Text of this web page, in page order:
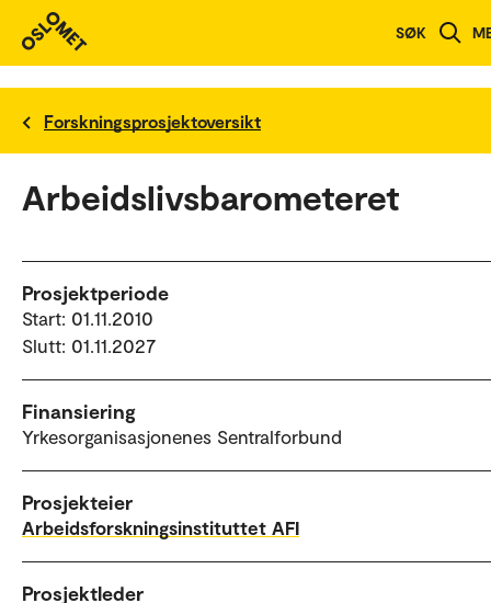
SØK
Forskningsprosjektoversikt
Arbeidslivsbarometeret
Prosjektperiode
Start: 01.11.2010
Slutt: 01.11.2027
Finansiering
Yrkesorganisasjonenes Sentralforbund
Prosjekteier
Arbeidsforskningsinstituttet AFI
Prosjektleder